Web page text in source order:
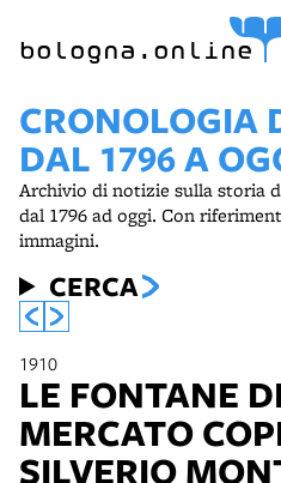
bologna.online
CRONOLOGIA
DAL 1796 A
Archivio di notizie sulla storia
dal 1796 ad oggi. Con
immagini.
CERCA
1910
LE FONTANE
MERCATO
SILVERIO